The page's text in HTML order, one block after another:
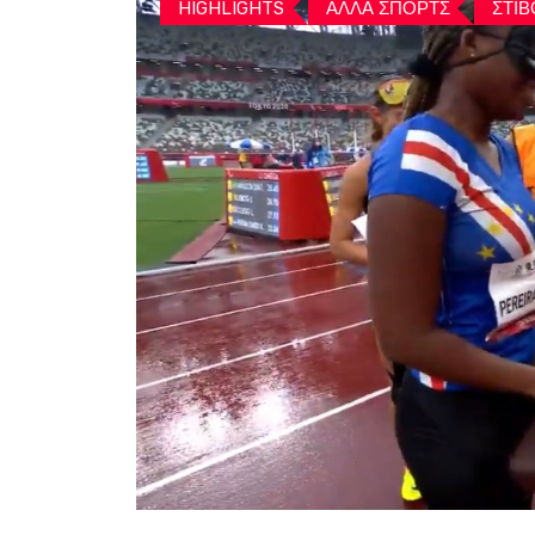
HIGHLIGHTS ΑΛΛΑ ΣΠΟΡΤΣ